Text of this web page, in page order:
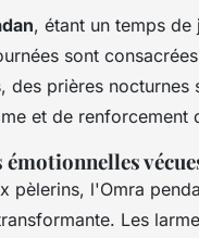
, étant un temps
sont
des prières
et de renforcement
émotionnelles
pèlerins, l'Omra
Les